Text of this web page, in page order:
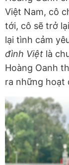
Việt Nam, cô
tới, cô sẽ trở
lại tình cảm
đình Việt là
Hoàng Oanh
ra những hoạt